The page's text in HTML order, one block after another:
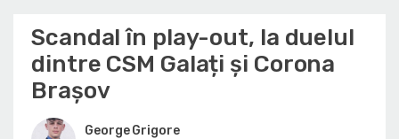
Scandal în play-out, la duelul
dintre CSM Galați și Corona
Brașov
George Grigore